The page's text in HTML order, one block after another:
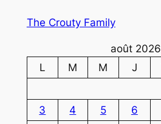
The Crouty Family
août 2026
L
M M J
3
4 5 6